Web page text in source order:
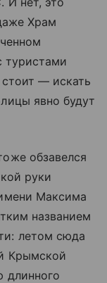
Храм
туристами
— искать
явно будут
обзавелся
руки
Максима
названием
летом сюда
Крымской
длинного